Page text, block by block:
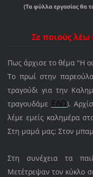
(Τα φύλλα εργασίας θα
Σε ποιούς λέω
Πως άρχισε το θέμα "Η
Το πρωί στην
τραγούδι για την
τραγουδάμε ΕΔΩ).
λέμε εμείς καλημέρα
Στη μαμά μας; Στον
Στη συνέχεια τα
Μετέτρεψαν τον κύκλο